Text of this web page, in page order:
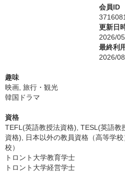
会員ID
更新日
2026/
最終利
2026/
趣味
映画, 旅行・観光
韓国ドラマ
資格
TEFL(英語教授法資格), TESL(英語教
資格), 日本以外の教員資格（高等学
校）
トロント大学教育学士
トロント大学経営学士